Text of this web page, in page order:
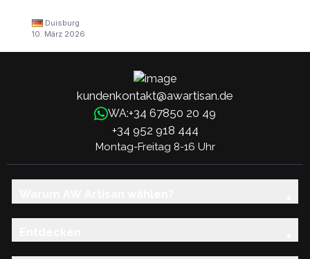
Duisburg
10. März 2026
kundenkontakt@awartisan.de
WA:+34 67850 20 49
+34 952 918 444
Montag-Freitag 8-16 Uhr